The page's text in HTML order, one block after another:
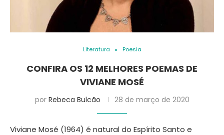
Literatura Poesia
CONFIRA OS 12 MELHORES POEMAS DE
VIVIANE MOSÉ
por Rebeca Bulcão 28 de março de 2020
Viviane Mosé (1964) é natural do Espírito Santo e